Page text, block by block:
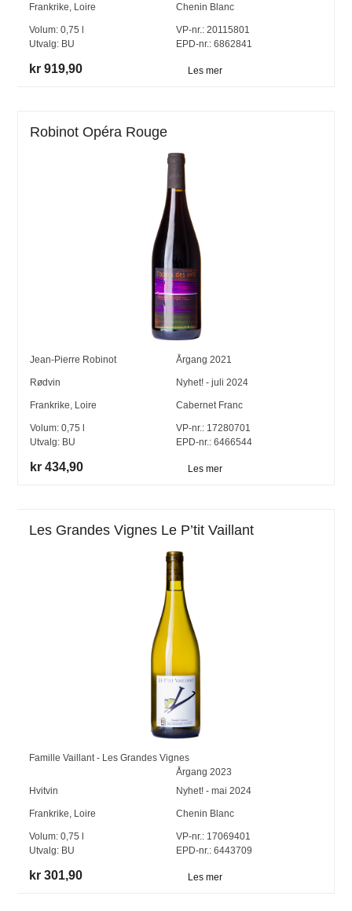
Frankrike, Loire Chenin Blanc
Volum:0,75 l
Utvalg: BU
VP-nr.:20115801
EPD-nr.: 6862841
kr 919,90 Les mer
Robinot Opéra Rouge
Jean-Pierre Robinot Årgang 2021
Rødvin Nyhet! - juli 2024
Frankrike, Loire Cabernet Franc
Volum:0,75 l
Utvalg: BU
VP-nr.: 17280701
EPD-nr.: 6466544
kr 434,90 Les mer
Les Grandes Vignes Le P’tit Vaillant
Famille Vaillant - Les Grandes Vignes
Årgang 2023
Hvitvin
Nyhet! - mai 2024
Frankrike Loire Chenin Blanc
Volum:0,75 l
Utvalg: BU
VP-nr.:17069401
EPD-nr.: 6443709
kr 301,90 Les mer